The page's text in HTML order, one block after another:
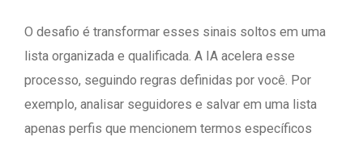
O desafio é transformar esses sinais soltos em uma
lista organizada e qualificada. A IA acelera esse
processo, seguindo regras definidas por você. Por
exemplo, analisar seguidores e salvar em uma lista
apenas perfis que mencionem termos específicos